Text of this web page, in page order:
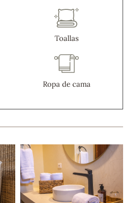
Toallas
Ropa de cama